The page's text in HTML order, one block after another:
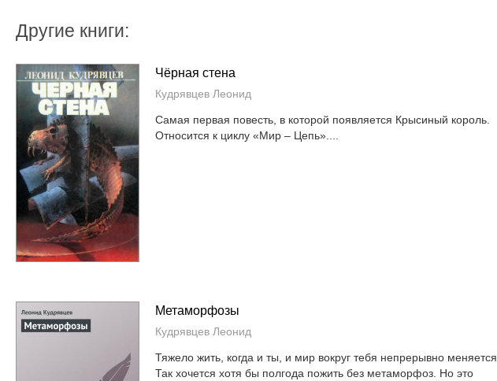
Другие книги:
Чёрная стена
Кудрявцев Леонид
Самая первая повесть, в которой появляется Крысиный король.
Относится к циклу «Мир – Цепь»....
Метаморфозы
Кудрявцев Леонид
Тяжело жить, когда и ты, и мир вокруг тебя непрерывно меняется.
Так хочется хотя бы полгода пожить без метаморфоз. Но это